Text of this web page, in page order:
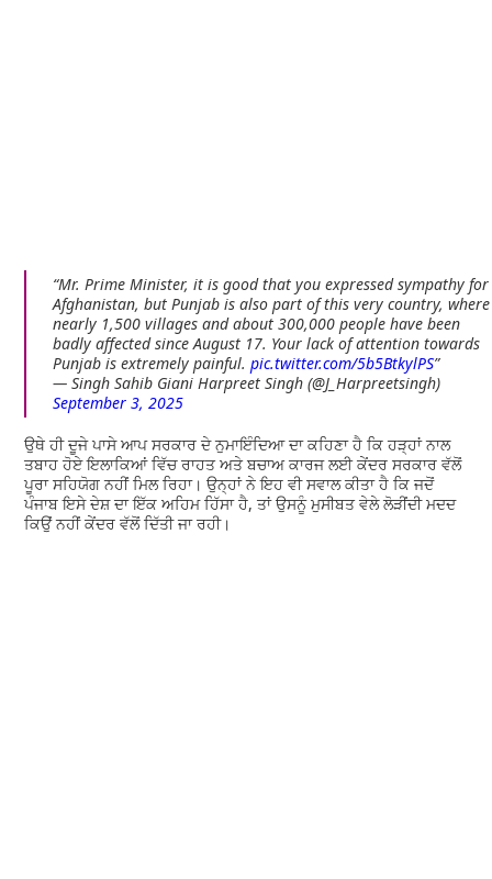
Mr. Prime Minister, it is good that you expressed sympathy for
Afghanistan, but Punjab is also part of this very country, where
nearly 1,500 villages and about 300,000 people have been
badly affected since August 17. Your lack of attention towards
Punjab is extremely painful.pic.twitter.com/5b5BtkylPS
— Singh Sahib Giani Harpreet Singh (@J_Harpreetsingh)
September 3, 2025
ਉਥੇ ਹੀ ਦੂਜੇ ਪਾਸੇ ਆਪ ਸਰਕਾਰ ਦੇ ਨੁਮਾਇੰਦਿਆ ਦਾ ਕਹਿਣਾ ਹੈ ਕਿ ਹੜ੍ਹਾਂ ਨਾਲ
ਤਬਾਹ ਹੋਏ ਇਲਾਕਿਆਂ ਵਿੱਚ ਰਾਹਤ ਅਤੇ ਬਚਾਅ ਕਾਰਜ ਲਈ ਕੇਂਦਰ ਸਰਕਾਰ ਵੱਲੋਂ
ਪੂਰਾ ਸਹਿਯੋਗ ਨਹੀਂ ਮਿਲ ਰਿਹਾ। ਉਨ੍ਹਾਂ ਨੇ ਇਹ ਵੀ ਸਵਾਲ ਕੀਤਾ ਹੈ ਕਿ ਜਦੋਂ
ਪੰਜਾਬ ਇਸੇ ਦੇਸ਼ ਦਾ ਇੱਕ ਅਹਿਮ ਹਿੱਸਾ ਹੈ, ਤਾਂ ਉਸਨੂੰ ਮੁਸੀਬਤ ਵੇਲੇ ਲੋੜੀਂਦੀ ਮਦਦ
ਕਿਉਂ ਨਹੀਂ ਕੇਂਦਰ ਵੱਲੋਂ ਦਿੱਤੀ ਜਾ ਰਹੀ।